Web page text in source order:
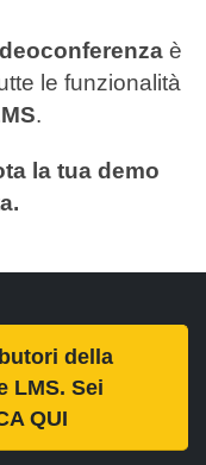
tutte le
LMS
la tua demo
della
LMS. Sei
QUI